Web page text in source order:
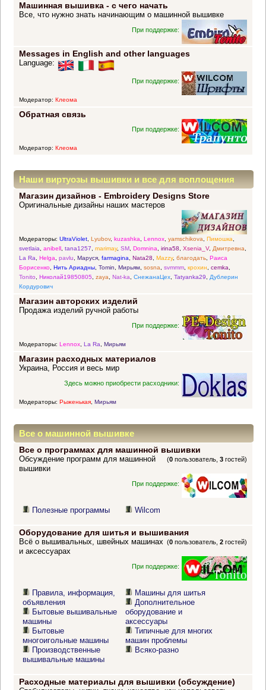
Машинная вышивка - с чего начать
Все, что нужно знать начинающим о машинной вышивке
При поддержке:
Messages in English and other languages
Language:
При поддержке:
Модератор: Клеома
Обратная связь
При поддержке:
Модератор: Клеома
Наши виртуозы вышивки и все для воплощения
прекрасных идей
Магазин дизайнов - Embroidery Designs Store
Оригинальные дизайны наших мастеров
Модераторы: UltraViolet, Lyubov, kuzashka, Lennox, yamschikova, Пимошка,
svetlaia, anibell, tana1257, marimay, SM, Domnina, irina58, Xsenia_V, Дмитревна,
La Ra, Helga, pavlu, Маруся, farmagina, Nata28, Mazzy, благодать, Раиса
Борисенко, Нить Ариадны, Tomin, Мирьям, sosna, svmmm, крохин, cemka,
Tonito, Николай19850805, zaya, Nat-ka, СнежанаЦех, Tatyanka29, Дублерин
Кордурович
Магазин авторских изделий
Продажа изделий ручной работы
При поддержке:
Модераторы: Lennox, La Ra, Мирьям
Магазин расходных материалов
Украина, Россия и весь мир
Здесь можно приобрести расходники:
Модераторы: Рыженькая, Мирьям
Все о машинной вышивке
Все о программах для машинной вышивки
(0 пользователь,3 гостей)
Обсуждение программ для машинной
вышивки
При поддержке:
Полезные программы Wilcom
Оборудование для шитья и вышивания
(0 пользователь,2 гостей)
Всё о вышивальных, швейных машинах
и аксессуарах
При поддержке:
Правила, информация,
объявления
Бытовые вышивальные
машины
Бытовые
многоигольные машины
Производственные
вышивальные машины
Машины для шитья
Дополнительное
оборудование и
аксессуары
Типичные для многих
машин проблемы
Всяко-разно
Расходные материалы для вышивки (обсуждение)